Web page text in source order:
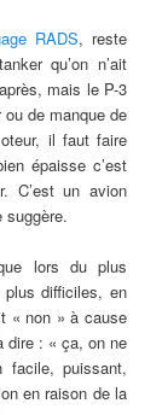
RADS, reste
qu’on n’ait
mais le P-3
ou de manque de
il faut faire
épaisse c’est
C’est un avion
suggère.
lors du plus
difficiles, en
« non » à cause
dire : « ça, on ne
puissant,
en raison de la